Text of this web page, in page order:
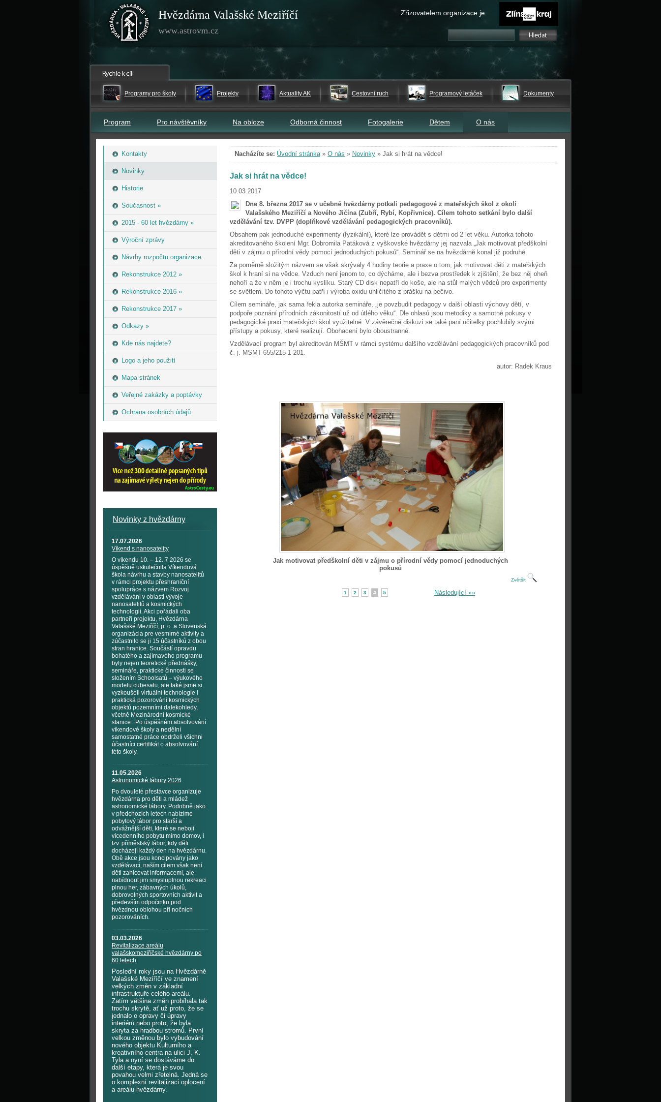
Hvězdárna Valašské Meziříčí
www.astrovm.cz
Zřizovatelem organizace je
Programy pro školy Projekty Aktuality AK Cestovní ruch Programový letáček Dokumenty
Program Pro návštěvníky Na obloze Odborná činnost Fotogalerie Dětem O nás
Kontakty
Novinky
Historie
Současnost »
2015 - 60 let hvězdárny »
Výroční zprávy
Návrhy rozpočtu organizace
Rekonstrukce 2012 »
Rekonstrukce 2016 »
Rekonstrukce 2017 »
Odkazy »
Kde nás najdete?
Logo a jeho použití
Mapa stránek
Veřejné zakázky a poptávky
Ochrana osobních údajů
Novinky z hvězdárny
17.07.2026
Víkend s nanosatelity
O víkendu 10. – 12. 7 2026 se
úspěšně uskutečnila Víkendová
škola návrhu a stavby nanosatelitů
v rámci projektu přeshraniční
spolupráce s názvem Rozvoj
vzdělávání v oblasti vývoje
nanosatelitů a kosmických
technologií. Akci pořádali oba
partneři projektu, Hvězdárna
Valašské Meziříčí, p. o. a Slovenská
organizácia pre vesmírné aktivity a
zúčastnilo se ji 15 účastníků z obou
stran hranice. Součástí opravdu
bohatého a zajímavého programu
byly nejen teoretické přednášky,
semináře, praktické činnosti se
složením Schoolsatů – výukového
modelu cubesatu, ale také jsme si
vyzkoušeli virtuální technologie i
praktická pozorování kosmických
objektů pozemními dalekohledy,
včetně Mezinárodní kosmické
stanice. Po úspěšném absolvování
víkendové školy a nedělní
samostatné práce obdrželi všichni
účastníci certifikát o absolvování
této školy.
11.05.2026
Astronomické tábory 2026
Po dvouleté přestávce organizuje
hvězdárna pro děti a mládež
astronomické tábory. Podobně jako
v předchozích letech nabízíme
pobytový tábor pro starší a
odvážnější děti, které se nebojí
vícedenního pobytu mimo domov, i
tzv. příměstský tábor, kdy děti
docházejí každý den na hvězdárnu.
Obě akce jsou koncipovány jako
vzdělávací, naším cílem však není
děti zahlcovat informacemi, ale
nabídnout jim smysluplnou rekreaci
plnou her, zábavných úkolů,
dobrovolných sportovních aktivit a
především odpočinku pod
hvězdnou oblohou při nočních
pozorováních.
03.03.2026
Revitalizace areálu
valašskomeziříčské hvězdárny po
60 letech
Poslední roky jsou na Hvězdárně
Valašské Meziříčí ve znamení
velkých změn v základní
infrastruktuře celého areálu.
Zatím většina změn probíhala tak
trochu skrytě, ať už proto, že se
jednalo o opravy či úpravy
interiérů nebo proto, že byla
skryta za hradbou stromů. První
velkou změnou bylo vybudování
nového objektu Kulturního a
kreativního centra na ulici J. K.
Tyla a nyní se dostáváme do
další etapy, která je svou
povahou velmi zřetelná. Jedná se
o komplexní revitalizaci oplocení
a areálu hvězdárny.
Nacházíte se: Úvodní stránka» O nás » Novinky » Jak si hrát na vědce!
Jak si hrát na vědce!
10.03.2017
Dne 8. března 2017 se v učebně hvězdárny potkali pedagogové z mateřských škol z okolí
Valašského Meziříčí a Nového Jičína (Zubří, Rybí, Kopřivnice). Cílem tohoto setkání bylo další
vzdělávání tzv. DVPP (doplňkové vzdělávání pedagogických pracovníků).
Obsahem pak jednoduché experimenty (fyzikální), které lze provádět s dětmi od 2 let věku. Autorka tohoto
akreditovaného školení Mgr. Dobromila Patáková z vyškovské hvězdárny jej nazvala „Jak motivovat předškolní
děti v zájmu o přírodní vědy pomocí jednoduchých pokusů“. Seminář se na hvězdárně konal již podruhé.
Za poměrně složitým názvem se však skrývaly 4 hodiny teorie a praxe o tom, jak motivovat děti z mateřských
škol k hraní si na vědce. Vzduch není jenom to, co dýcháme, ale i bezva prostředek k zjištění, že bez něj oheň
nehoří a že v něm je i trochu kyslíku. Starý CD disk nepatří do koše, ale na stůl malých vědců pro experimenty
se světlem. Do tohoto výčtu patří i výroba oxidu uhličitého z prášku na pečivo.
Cílem semináře, jak sama řekla autorka semináře, „je povzbudit pedagogy v další oblasti výchovy dětí, v
podpoře poznání přírodních zákonitostí už od útlého věku“. Dle ohlasů jsou metodiky a samotné pokusy v
pedagogické praxi mateřských škol využitelné. V závěrečné diskuzi se také paní učitelky pochlubily svými
přístupy a pokusy, které realizují. Obohacení bylo oboustranné.
Vzdělávací program byl akreditován MŠMT v rámci systému dalšího vzdělávání pedagogických pracovníků pod
č. j. MSMT-655/215-1-201.
autor: Radek Kraus
Jak motivovat předškolní děti v zájmu o přírodní vědy pomocí jednoduchých
pokusů
Zvětšit
1 2 3 4 5 Následující »»